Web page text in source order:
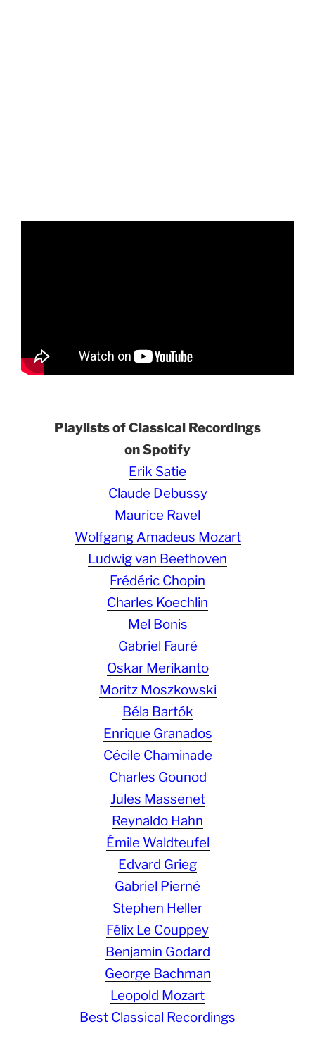
Playlists of Classical Recordings
on Spotify
Erik Satie
Claude Debussy
Maurice Ravel
Wolfgang Amadeus Mozart
Ludwig van Beethoven
Frédéric Chopin
Charles Koechlin
Mel Bonis
Gabriel Fauré
Oskar Merikanto
Moritz Moszkowski
Béla Bartók
Enrique Granados
Cécile Chaminade
Charles Gounod
Jules Massenet
Reynaldo Hahn
Émile Waldteufel
Edvard Grieg
Gabriel Pierné
Stephen Heller
Félix Le Couppey
Benjamin Godard
George Bachman
Leopold Mozart
Best Classical Recordings